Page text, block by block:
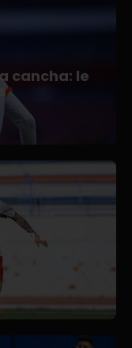
cancha: le
el
en Liga